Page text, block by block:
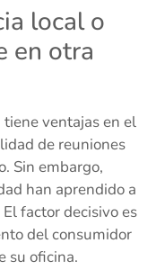
local o
en otra
ventajas en el
de reuniones
Sin embargo,
han aprendido a
factor decisivo es
del consumidor
su oficina.